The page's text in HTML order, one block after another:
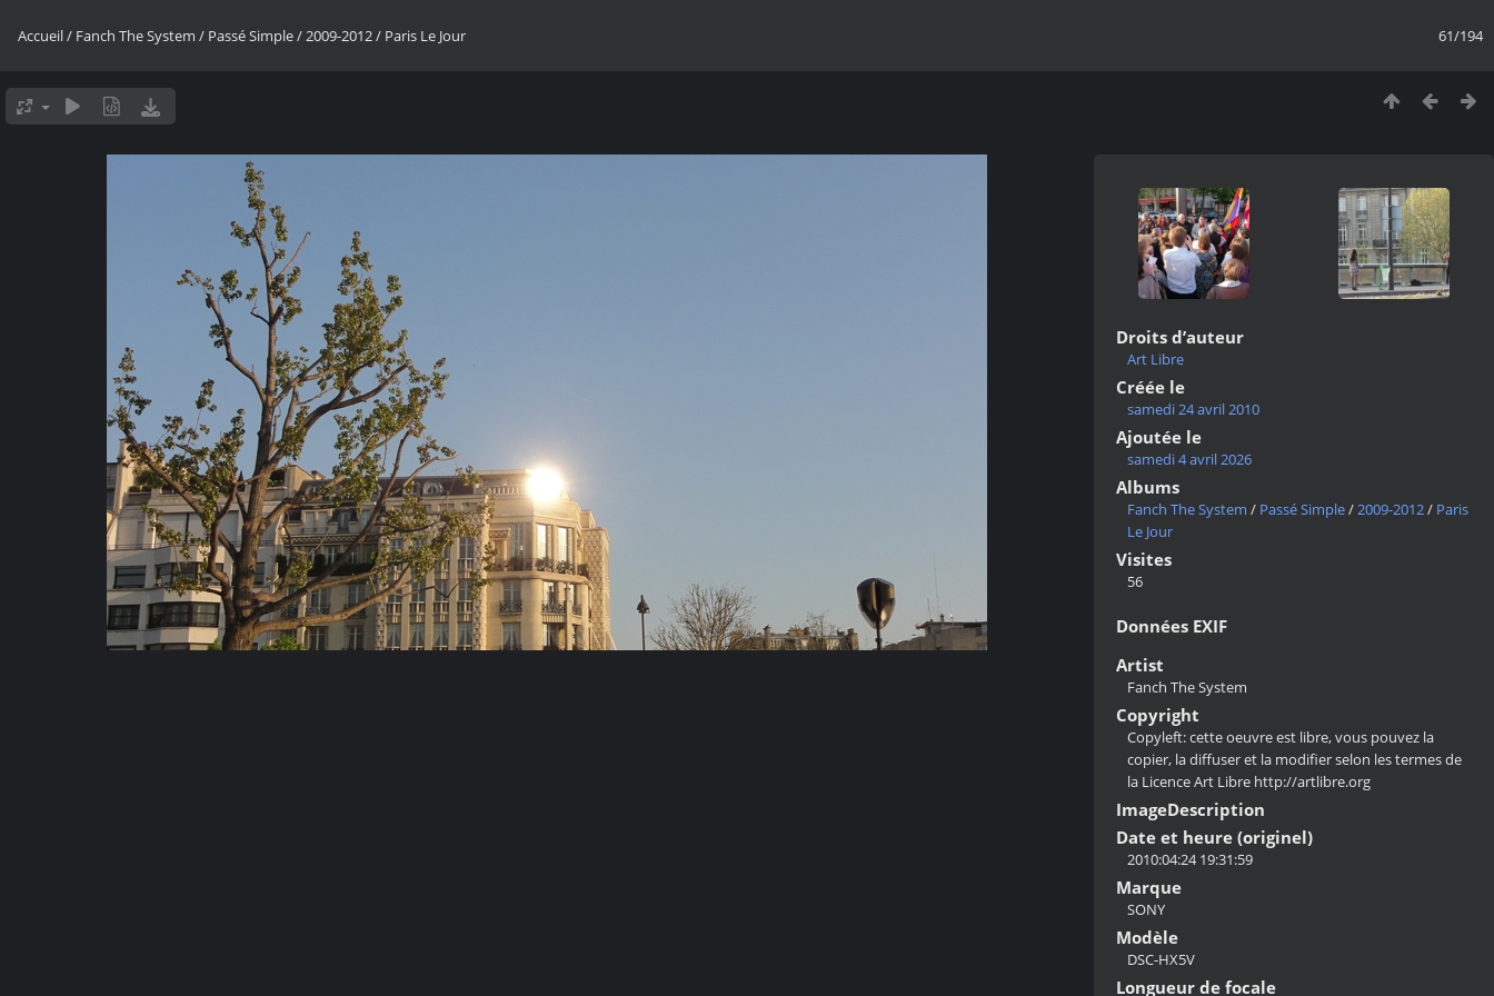
61/194
Accueil/ Fanch The System / Passé Simple/2009-2012/ Paris Le Jour
Droits d’auteur
Art Libre
Créée le
samedi 24 avril 2010
Ajoutée le
samedi 4 avril 2026
Albums
Fanch The System / Passé Simple/2009-2012/ Paris
Le Jour
Visites
56
Données EXIF
Artist
Fanch The System
Copyright
Copyleft: cette oeuvre est libre, vous pouvez la
copier, la diffuser et la modifier selon les termes de
la Licence Art Libre http://artlibre.org
ImageDescription
Date et heure (originel)
2010:04:24 19:31:59
Marque
SONY
Modèle
DSC-HX5V
Longueur de focale